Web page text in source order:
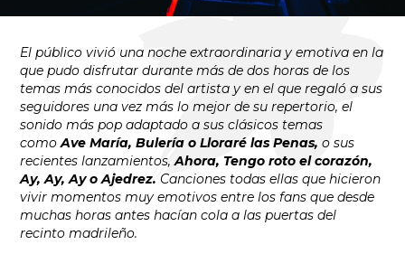
El público vivió una noche extraordinaria y emotiva en la
que pudo disfrutar durante más de dos horas de los
temas más conocidos del artista y en el que regaló a sus
seguidores una vez más lo mejor de su repertorio, el
sonido más pop adaptado a sus clásicos temas
comoAve María, Bulería o Lloraré las Penas,o sus
recientes lanzamientos,Ahora, Tengo roto el corazón,
Ay, Ay, Ay o Ajedrez. Canciones todas ellas que hicieron
vivir momentos muy emotivos entre los fans que desde
muchas horas antes hacían cola a las puertas del
recinto madrileño.